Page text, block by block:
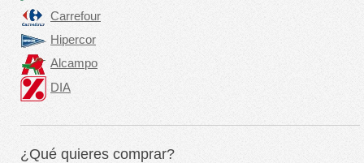
Carrefour
Hipercor
Alcampo
DIA
¿Qué quieres comprar?